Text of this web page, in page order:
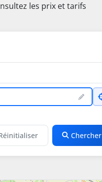
les prix et tarifs
Chercher